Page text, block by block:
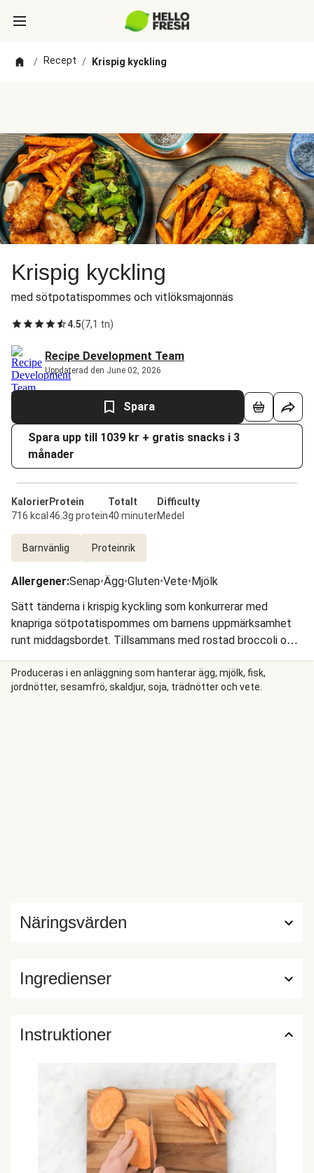
/ Recept / Krispig kyckling
Krispig kyckling
med sötpotatispommes och vitlöksmajonnäs
4.5(7,1 tn)
Recipe Development Team
Uppdaterad den June 02, 2026
Spara
Spara upp till 1039 kr + gratis snacks i 3
månader
Kalorier
716 kcal
Protein
46.3g protein
Totalt
40 minuter
Difficulty
Medel
Barnvänlig Proteinrik
Allergener:Senap•Ägg•Gluten•Vete•Mjölk
Sätt tänderna i krispig kyckling som konkurrerar med
knapriga sötpotatispommes om barnens uppmärksamhet
runt middagsbordet. Tillsammans med rostad broccoli och
paprika och en krämig vitlöksdressing kommer den här
familjeidyllen att smälta i allas munnar, stora som små.
Produceras i en anläggning som hanterar ägg, mjölk, fisk,
jordnötter, sesamfrö, skaldjur, soja, trädnötter och vete.
Ingredienser
Näringsvärden
Instruktioner